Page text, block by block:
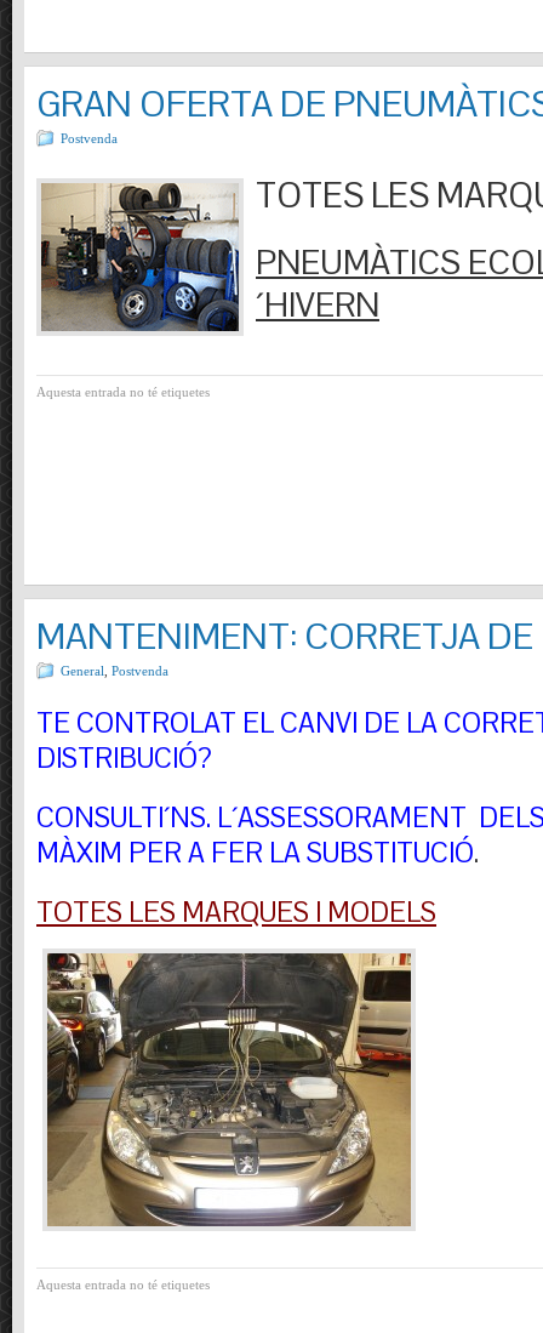
GRAN OFERTA DE
Postvenda
TOTES LES
PNEUMÀTICS
´HIVERN
Aquesta entrada no té etiquetes
MANTENIMENT: CORRETJA
General Postvenda
TE CONTROLAT EL CANVI DE LA
DISTRIBUCIÓ?
CONSULTI´NS. L´ASSESSORAMENT
MÀXIM PER A FER LA SUBSTITUCIÓ.
TOTES LES MARQUES I MODELS
Aquesta entrada no té etiquetes